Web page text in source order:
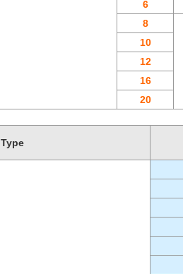
6
8
10
12
16
20
Type